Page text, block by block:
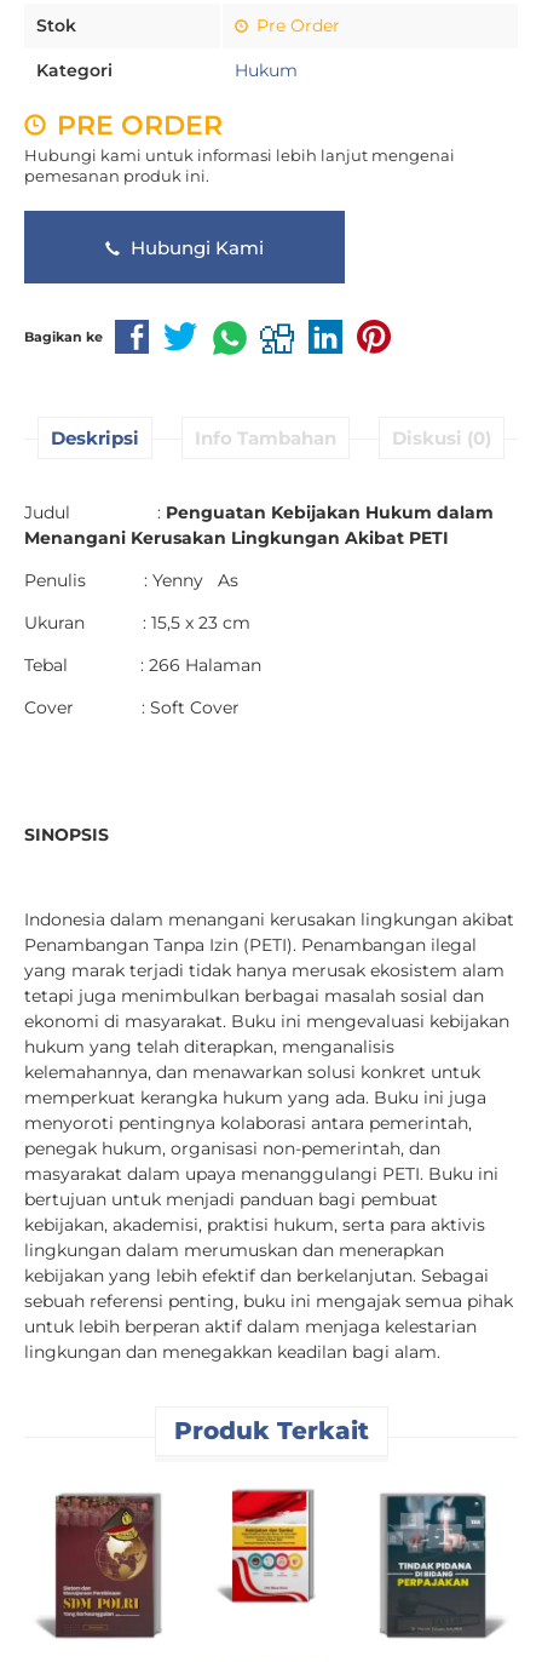
Stok Pre Order
Kategori Hukum
PRE ORDER
Hubungi kami untuk informasi lebih lanjut mengenai
pemesanan produk ini.
Hubungi Kami
Bagikan ke
Deskripsi Info Tambahan Diskusi (0)
Judul : Penguatan Kebijakan Hukum dalam
Menangani Kerusakan Lingkungan Akibat PETI
Penulis : Yenny As
Ukuran : 15,5 x 23 cm
Tebal : 266 Halaman
Cover : Soft Cover
SINOPSIS
Indonesia dalam menangani kerusakan lingkungan akibat
Penambangan Tanpa Izin (PETI). Penambangan ilegal
yang marak terjadi tidak hanya merusak ekosistem alam
tetapi juga menimbulkan berbagai masalah sosial dan
ekonomi di masyarakat. Buku ini mengevaluasi kebijakan
hukum yang telah diterapkan, menganalisis
kelemahannya, dan menawarkan solusi konkret untuk
memperkuat kerangka hukum yang ada. Buku ini juga
menyoroti pentingnya kolaborasi antara pemerintah,
penegak hukum, organisasi non-pemerintah, dan
masyarakat dalam upaya menanggulangi PETI. Buku ini
bertujuan untuk menjadi panduan bagi pembuat
kebijakan, akademisi, praktisi hukum, serta para aktivis
lingkungan dalam merumuskan dan menerapkan
kebijakan yang lebih efektif dan berkelanjutan. Sebagai
sebuah referensi penting, buku ini mengajak semua pihak
untuk lebih berperan aktif dalam menjaga kelestarian
lingkungan dan menegakkan keadilan bagi alam.
Produk Terkait